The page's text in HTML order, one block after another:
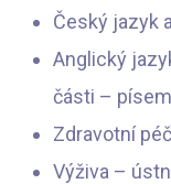
Český jazyk
Anglický
části –
Zdravotní
Výživa –